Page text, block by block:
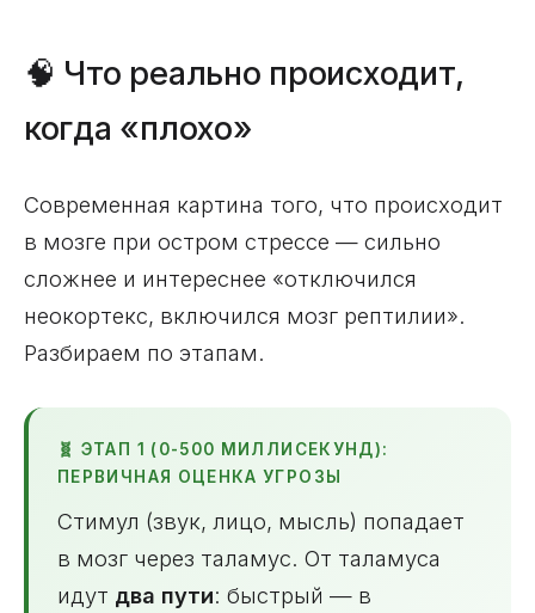
🧠 Что реально происходит,
когда «плохо»
Современная картина того, что происходит
в мозге при остром стрессе — сильно
сложнее и интереснее «отключился
неокортекс, включился мозг рептилии».
Разбираем по этапам.
🧬 ЭТАП 1 (0-500 МИЛЛИСЕКУНД):
ПЕРВИЧНАЯ ОЦЕНКА УГРОЗЫ
Стимул (звук, лицо, мысль) попадает
в мозг через таламус. От таламуса
идут два пути: быстрый — в